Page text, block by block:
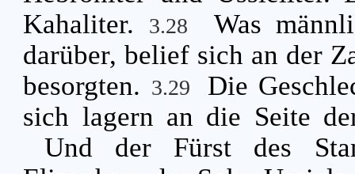
Kahaliter.
3.28
Was
darüber, belief sich an der
besorgten. 3.29
Die
sich lagern an die Seite
Und der Fürst des